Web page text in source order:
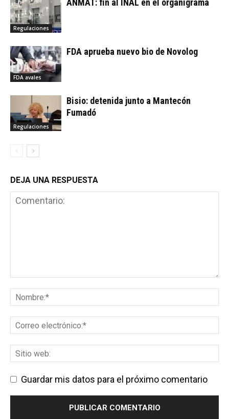
Regulaciones
ANMAT: fin al INAL en el organigrama
FDA avales
FDA aprueba nuevo bio de Novolog
Regulaciones
Bisio: detenida junto a Mantecón
Fumadó
DEJA UNA RESPUESTA
Guardar mis datos para el próximo comentario